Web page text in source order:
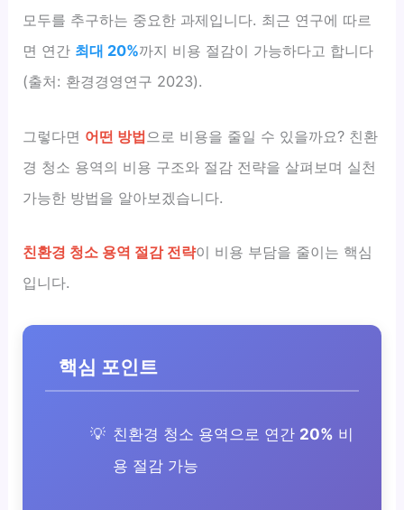
모두를 추구하는 중요한 과제입니다. 최근 연구에 따르
면 연간 최대 20%까지 비용 절감이 가능하다고 합니다
(출처: 환경경영연구 2023).
그렇다면 어떤 방법으로 비용을 줄일 수 있을까요? 친환
경 청소 용역의 비용 구조와 절감 전략을 살펴보며 실천
가능한 방법을 알아보겠습니다.
친환경 청소 용역 절감 전략이 비용 부담을 줄이는 핵심
입니다.
핵심 포인트
친환경 청소 용역으로 연간 20% 비
용 절감 가능